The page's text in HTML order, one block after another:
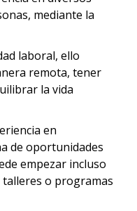
mediante la
laboral, ello
remota, tener
la vida
en
de oportunidades
empezar incluso
o programas